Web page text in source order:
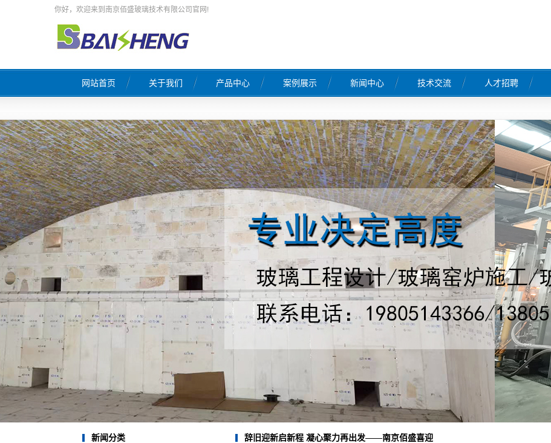
你好，欢迎来到南京佰盛玻璃技术有限公司官网!
网站首页 关于我们
荣誉证书
企业文化
联系我们
营业执照
产品中心
玻璃窑炉施工
窑炉热修工程
天然气燃烧系统工程
原料系统自动配料工程
玻璃窑炉自控系统工程
熔窑风系统工程
窑炉保温工程
池壁在线水平切割项目
玻璃技术服务
案例展示 新闻中心
行业新闻
常见问题
技术交流 人才招聘
新闻分类 辞旧迎新启新程 凝心聚力再出发——南京佰盛喜迎